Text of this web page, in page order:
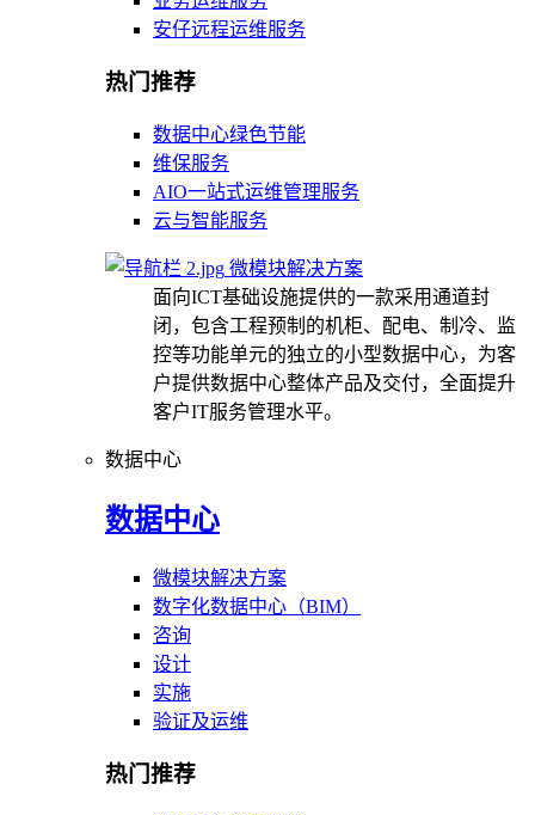
安仔远程运维服务
热门推荐
数据中心绿色节能
维保服务
AIO一站式运维管理服务
云与智能服务
微模块解决方案
面向ICT基础设施提供的一款采用通道封
闭，包含工程预制的机柜、配电、制冷、监
控等功能单元的独立的小型数据中心，为客
户提供数据中心整体产品及交付，全面提升
客户IT服务管理水平。
数据中心
数据中心
微模块解决方案
数字化数据中心（BIM）
咨询
设计
实施
验证及运维
热门推荐